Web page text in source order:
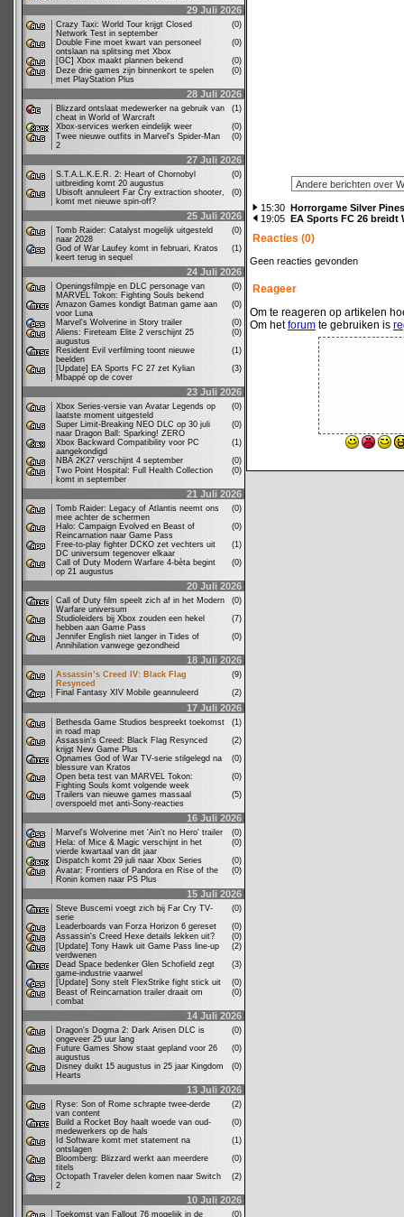
29 Juli 2026
Crazy Taxi: World Tour krijgt Closed
Network Test in september
(0)
Double Fine moet kwart van personeel
ontslaan na splitsing met Xbox
(0)
[GC] Xbox maakt plannen bekend
(0)
Deze drie games zijn binnenkort te spelen
met PlayStation Plus
(0)
28 Juli 2026
Blizzard ontslaat medewerker na gebruik van
cheat in World of Warcraft
(1)
Xbox-services werken eindelijk weer
(0)
Twee nieuwe outfits in Marvel's Spider-Man
2
(0)
27 Juli 2026
S.T.A.L.K.E.R. 2: Heart of Chornobyl
uitbreiding komt 20 augustus
(0)
Ubisoft annuleert Far Cry extraction shooter,
komt met nieuwe spin-off?
(0)
25 Juli 2026
Tomb Raider: Catalyst mogelijk uitgesteld
naar 2028
(0)
God of War Laufey komt in februari, Kratos
keert terug in sequel
(1)
24 Juli 2026
Openingsfilmpje en DLC personage van
MARVEL Tokon: Fighting Souls bekend
(0)
Amazon Games kondigt Batman game aan
voor Luna
(0)
Marvel's Wolverine in Story trailer
(0)
Aliens: Fireteam Elite 2 verschijnt 25
augustus
(0)
Resident Evil verfilming toont nieuwe
beelden
(1)
[Update] EA Sports FC 27 zet Kylian
Mbappé op de cover
(3)
23 Juli 2026
Xbox Series-versie van Avatar Legends op
laatste moment uitgesteld
(0)
Super Limit-Breaking NEO DLC op 30 juli
naar Dragon Ball: Sparking! ZERO
(0)
Xbox Backward Compatibility voor PC
aangekondigd
(1)
NBA 2K27 verschijnt 4 september
(0)
Two Point Hospital: Full Health Collection
komt in september
(0)
21 Juli 2026
Tomb Raider: Legacy of Atlantis neemt ons
mee achter de schermen
(0)
Halo: Campaign Evolved en Beast of
Reincarnation naar Game Pass
(0)
Free-to-play fighter DCKO zet vechters uit
DC universum tegenover elkaar
(1)
Call of Duty Modern Warfare 4-bèta begint
op 21 augustus
(0)
20 Juli 2026
Call of Duty film speelt zich af in het Modern
Warfare universum
(0)
Studioleiders bij Xbox zouden een hekel
hebben aan Game Pass
(7)
Jennifer English niet langer in Tides of
Annihilation vanwege gezondheid
(0)
18 Juli 2026
Assassin’s Creed IV: Black Flag
Resynced
(9)
Final Fantasy XIV Mobile geannuleerd
(2)
17 Juli 2026
Bethesda Game Studios bespreekt toekomst
in road map
(1)
Assassin's Creed: Black Flag Resynced
krijgt New Game Plus
(2)
Opnames God of War TV-serie stilgelegd na
blessure van Kratos
(0)
Open beta test van MARVEL Tokon:
Fighting Souls komt volgende week
(0)
Trailers van nieuwe games massaal
overspoeld met anti-Sony-reacties
(5)
16 Juli 2026
Marvel's Wolverine met 'Ain't no Hero' trailer
(0)
Hela: of Mice & Magic verschijnt in het
vierde kwartaal van dit jaar
(0)
Dispatch komt 29 juli naar Xbox Series
(0)
Avatar: Frontiers of Pandora en Rise of the
Ronin komen naar PS Plus
(0)
15 Juli 2026
Steve Buscemi voegt zich bij Far Cry TV-
serie
(0)
Leaderboards van Forza Horizon 6 gereset
(0)
Assassin's Creed Hexe details lekken uit?
(0)
[Update] Tony Hawk uit Game Pass line-up
verdwenen
(2)
Dead Space bedenker Glen Schofield zegt
game-industrie vaarwel
(3)
[Update] Sony stelt FlexStrike fight stick uit
(0)
Beast of Reincarnation trailer draait om
combat
(0)
14 Juli 2026
Dragon's Dogma 2: Dark Arisen DLC is
ongeveer 25 uur lang
(0)
Future Games Show staat gepland voor 26
augustus
(0)
Disney duikt 15 augustus in 25 jaar Kingdom
Hearts
(0)
13 Juli 2026
Ryse: Son of Rome schrapte twee-derde
van content
(2)
Build a Rocket Boy haalt woede van oud-
medewerkers op de hals
(0)
Id Software komt met statement na
ontslagen
(1)
Bloomberg: Blizzard werkt aan meerdere
titels
(0)
Octopath Traveler delen komen naar Switch
2
(2)
10 Juli 2026
Toekomst van Fallout 76 mogelijk in de (0)
15:30 Horrorgame Silver
19:05 EA Sports FC 26 breidt
Reacties (0)
Geen reacties gevonden
Reageer
Om te reageren op artikelen
Om hetforum te gebruiken is